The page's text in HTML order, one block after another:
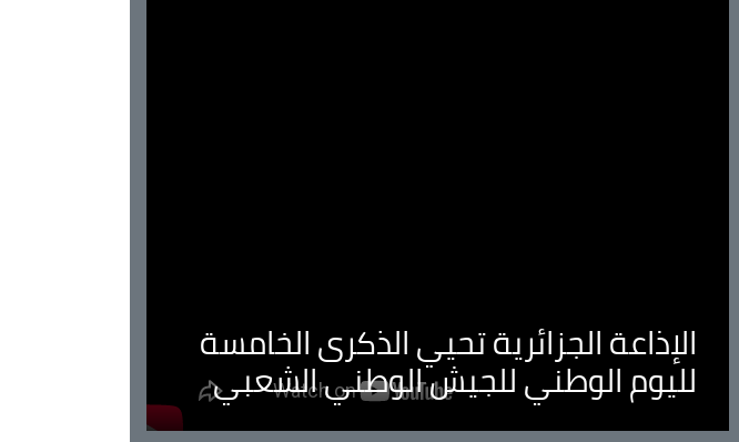
الإذاعة الجزائرية تحيي الذكرى الخامسة
لليوم الوطني للجيش الوطني الشعبي